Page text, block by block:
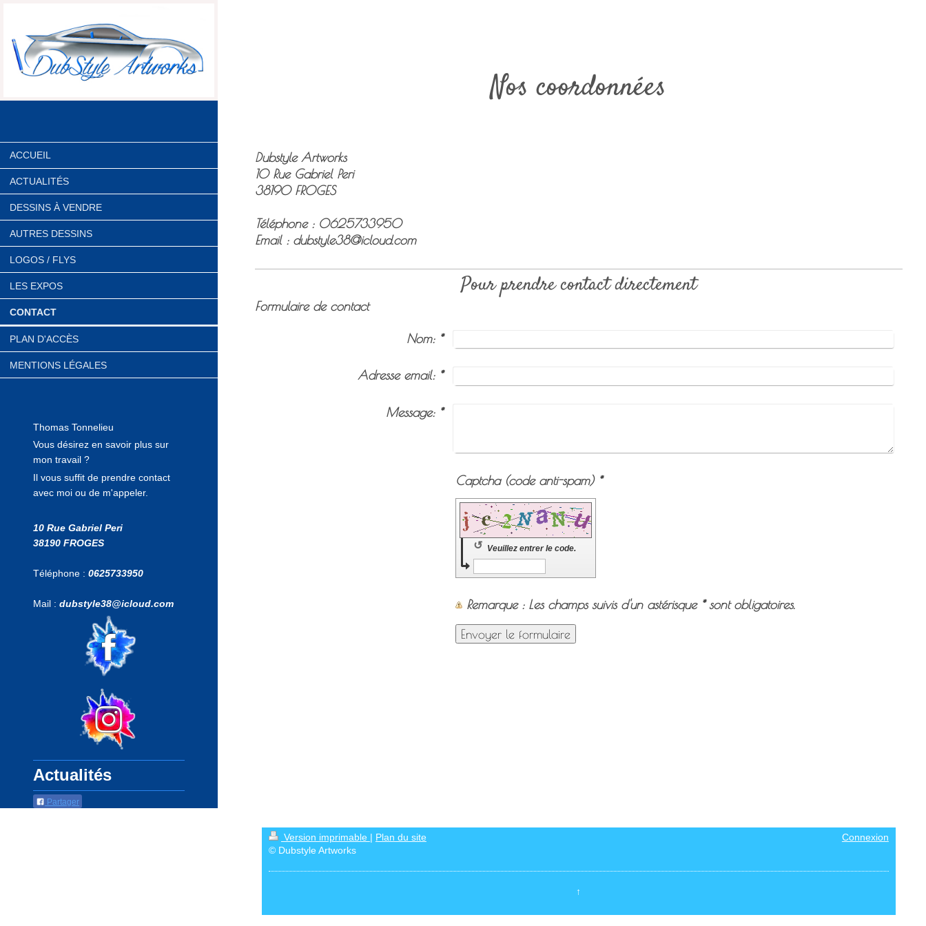
ACCUEIL
ACTUALITÉS
DESSINS À VENDRE
AUTRES DESSINS
LOGOS / FLYS
LES EXPOS
CONTACT
PLAN D'ACCÈS
MENTIONS LÉGALES
Thomas Tonnelieu
Vous désirez en savoir plus sur
mon travail ?
Il vous suffit de prendre contact
avec moi ou de m'appeler.
10 Rue Gabriel Peri
38190 FROGES
Téléphone : 0625733950
Mail : dubstyle38@icloud.com
Actualités
Partager
Nos coordonnées
Dubstyle Artworks
10 Rue Gabriel Peri
38190 FROGES
Téléphone : 0625733950
Email : dubstyle38@icloud.com
Pour prendre contact directement
Formulaire de contact
Nom:*
Adresse email:*
Message:*
Captcha (code anti-spam) *
Veuillez entrer le code.
↺
Remarque : Les champs suivis d'un astérisque *sont obligatoires.
Version imprimable | Plan du site
© Dubstyle Artworks
Connexion
↑